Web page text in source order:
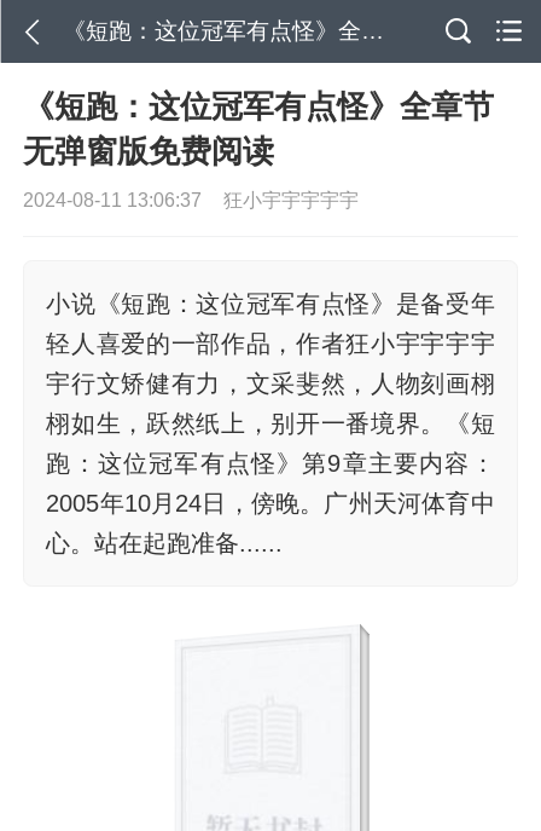
《短跑：这位冠军有点怪》全章节无弹窗版免费阅读
《短跑：这位冠军有点怪》全章节
无弹窗版免费阅读
2024-08-11 13:06:37 狂小宇宇宇宇宇
小说《短跑：这位冠军有点怪》是备受年
轻人喜爱的一部作品，作者狂小宇宇宇宇
宇行文矫健有力，文采斐然，人物刻画栩
栩如生，跃然纸上，别开一番境界。《短
跑：这位冠军有点怪》第9章主要内容：
2005年10月24日，傍晚。广州天河体育中
心。站在起跑准备......